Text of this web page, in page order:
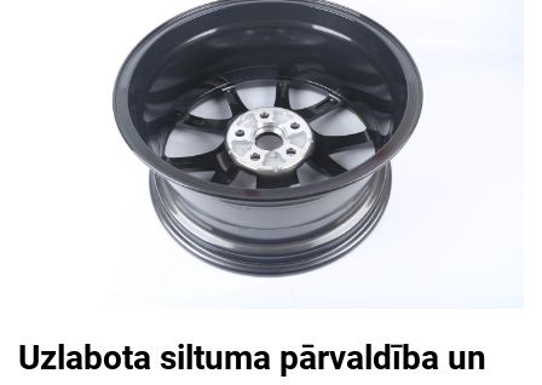
Uzlabota siltuma pārvaldība un